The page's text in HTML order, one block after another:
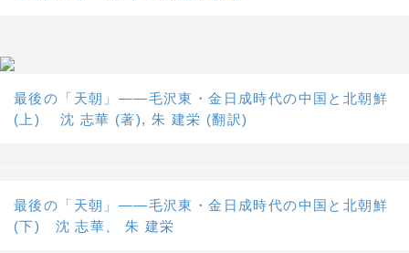
最後の「天朝」――毛沢東・金日成時代の中国と北朝鮮
(上) 沈 志華 (著), 朱 建栄 (翻訳)
最後の「天朝」――毛沢東・金日成時代の中国と北朝鮮
(下) 沈 志華、 朱 建栄